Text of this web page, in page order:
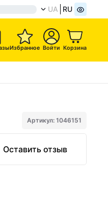
UA RU
Избранное Войти Корзина
Артикул: 1046151
Оставить отзыв